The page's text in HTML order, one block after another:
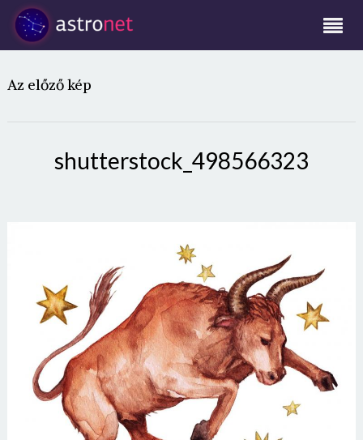
Az előző kép
shutterstock_498566323